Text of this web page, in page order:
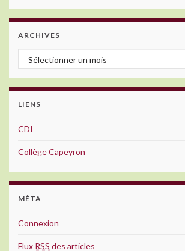
ARCHIVES
Archives
LIENS
CDI
Collège Capeyron
MÉTA
Connexion
Flux RSS des articles